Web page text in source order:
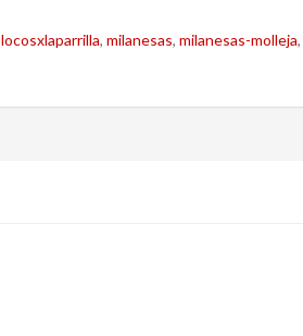
locosxlaparrilla, milanesas, milanesas-molleja,